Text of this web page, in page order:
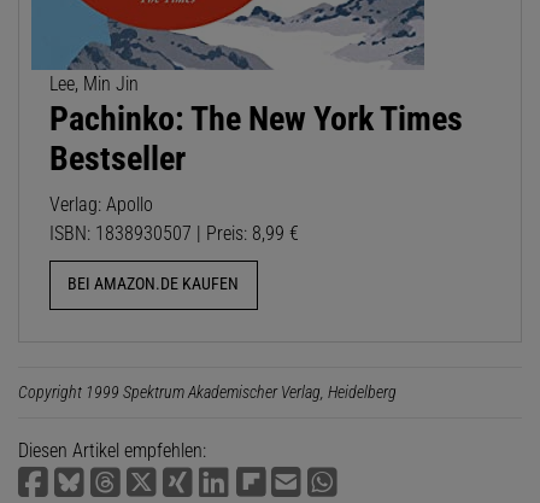
Lee, Min Jin
Pachinko: The New York Times
Bestseller
Verlag: Apollo
ISBN: 1838930507 | Preis: 8,99 €
BEI AMAZON.DE KAUFEN
Copyright 1999 Spektrum Akademischer Verlag, Heidelberg
Diesen Artikel empfehlen: